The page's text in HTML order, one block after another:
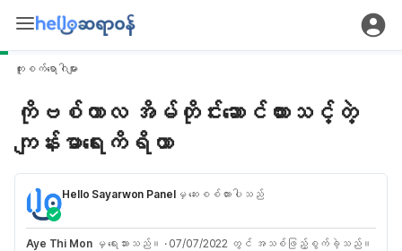
ကူးစက်ရောဂါများ
ကိုဗစ်ကာလ အိမ်တိုင်းဆောင်ထားသင့်တဲ့
ကျန်းမာရေးကိရိယာ
Hello Sayarwon Panelမှ ဆေးစစ်ထားပါသည်
Aye Thi Monမှ ရေးသားသည်။ · 07/07/2022 တွင် အသစ်ဖြည့်စွက်ခဲ့သည်။